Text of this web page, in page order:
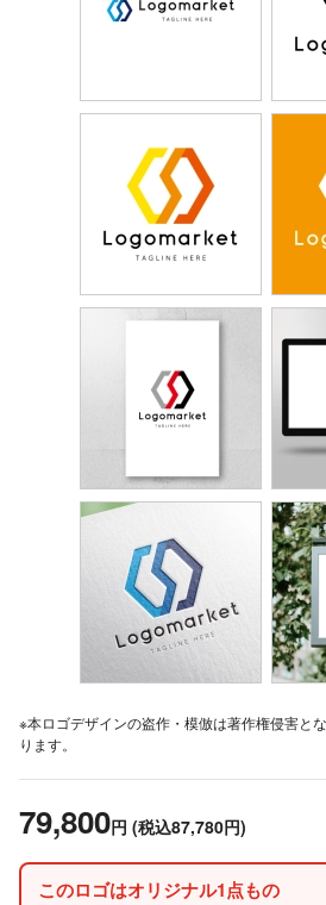
※本ロゴデザインの盗作・模倣は著作権侵害と
ります。
79,800円 (税込87,780円)
このロゴはオリジナル1点もの